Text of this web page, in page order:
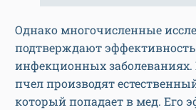
Однако многочисленные
подтверждают
инфекционных заболеваниях.
пчел производят
который попадает в мед. Его